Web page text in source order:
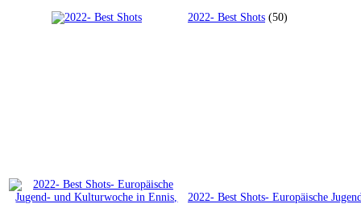
2022- Best Shots (50)
2022- Best Shots- Europäische